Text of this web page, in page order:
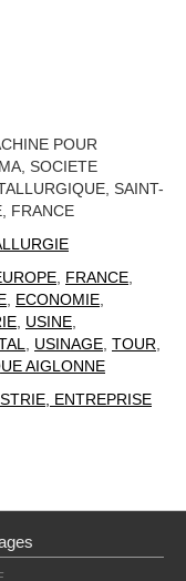
POUR
SOCIETE
SAINT-
FRANCE
, FRANCE,
, ECONOMIE,
, USINE,
, USINAGE, TOUR,
AIGLONNE
ENTREPRISE